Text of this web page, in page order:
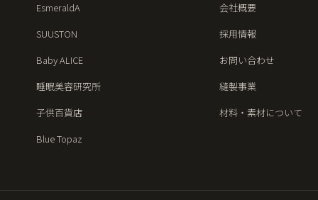
EsmeraldA
SUUSTON
Baby ALICE
睡眠美容研究所
子供百貨店
Blue Topaz
会社概要
採用情報
お問い合わせ
縫製事業
材料・素材について